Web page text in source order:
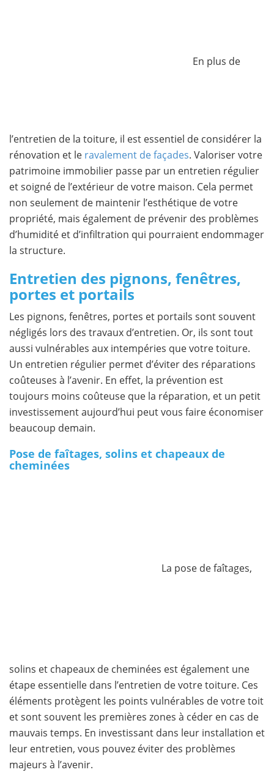
En plus de
l’entretien de la toiture, il est essentiel de considérer la
rénovation et le ravalement de façades. Valoriser votre
patrimoine immobilier passe par un entretien régulier
et soigné de l’extérieur de votre maison. Cela permet
non seulement de maintenir l’esthétique de votre
propriété, mais également de prévenir des problèmes
d’humidité et d’infiltration qui pourraient endommager
la structure.
Entretien des pignons, fenêtres,
portes et portails
Les pignons, fenêtres, portes et portails sont souvent
négligés lors des travaux d’entretien. Or, ils sont tout
aussi vulnérables aux intempéries que votre toiture.
Un entretien régulier permet d’éviter des réparations
coûteuses à l’avenir. En effet, la prévention est
toujours moins coûteuse que la réparation, et un petit
investissement aujourd’hui peut vous faire économiser
beaucoup demain.
Pose de faîtages, solins et chapeaux de
cheminées
La pose de faîtages,
solins et chapeaux de cheminées est également une
étape essentielle dans l’entretien de votre toiture. Ces
éléments protègent les points vulnérables de votre toit
et sont souvent les premières zones à céder en cas de
mauvais temps. En investissant dans leur installation et
leur entretien, vous pouvez éviter des problèmes
majeurs à l’avenir.